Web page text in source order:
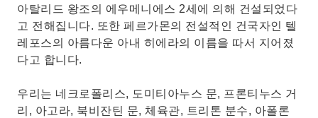
아탈리드 왕조의 에우메니에스 2세에 의해 건설되었다
고 전해집니다. 또한 페르가몬의 전설적인 건국자인 텔
레포스의 아름다운 아내 히에라의 이름을 따서 지어졌
다고 합니다.
우리는 네크로폴리스, 도미티아누스 문, 프론티누스 거
리, 아고라, 북비잔틴 문, 체육관, 트리톤 분수, 아폴론